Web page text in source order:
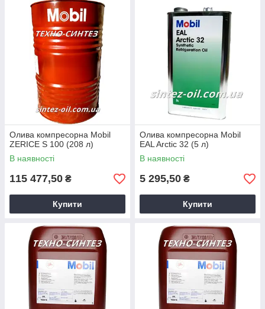
Олива компресорна Mobil
ZERICE S 100 (208 л)
В наявності
115 477,50 ₴
Купити
Олива компресорна Mobil
EAL Arctic 32 (5 л)
В наявності
5 295,50 ₴
Купити